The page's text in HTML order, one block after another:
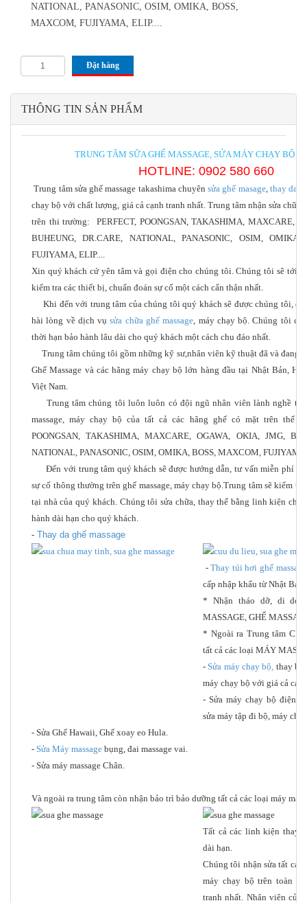
NATIONAL, PANASONIC, OSIM, OMIKA, BOSS,
MAXCOM, FUJIYAMA, ELIP....
Đặt hàng
THÔNG TIN SẢN PHẨM
TRUNG TÂM SỮA GHẾ MASSAGE, SỬA MÁY CHẠY BỘ
HOTLINE: 0902 580 660
Trung tâm sửa ghế massage takashima chuyên sửa ghế masage, thay da
chạy bộ với chất lượng, giá cả cạnh tranh nhất. Trung tâm nhận sửa chữa
trên thi trường:
PERFECT, POONGSAN, TAKASHIMA, MAXCARE,
BUHEUNG, DR.CARE, NATIONAL, PANASONIC, OSIM, OMIKA,
FUJIYAMA, ELIP....
Xin quý khách cứ yên tâm và gọi điện cho chúng tôi. Chúng tôi sẽ tới
kiểm tra các thiết bị, chuẩn đoán sự cố một cách cẩn thận nhất.
Khi đến với trung tâm của chúng tôi quý khách sẽ được chúng tôi,
hài lòng về dịch vụsửa chữa ghế massage , máy chạy bộ. Chúng tôi
thời hạn bảo hành lâu dài cho quý khách một cách chu đáo nhất.
Trung tâm chúng tôi gồm những kỹ sư,nhân viên kỹ thuật đã và đang
Ghế Massage và các hãng máy chạy bộ lớn hàng đầu tại Nhật Bản,
Việt Nam.
Trung tâm chúng tôi luôn luôn có đội ngũ nhân viên lành nghề
massage, máy chạy bộ của tất cả các hãng ghế có mặt trên thế
POONGSAN, TAKASHIMA, MAXCARE, OGAWA, OKIA, JMG,
NATIONAL, PANASONIC, OSIM, OMIKA, BOSS, MAXCOM,
Đến với trung tâm quý khách sẽ được hướng dẫn, tư vấn miễn phí
sự cố thông thường trên ghế massage, máy chạy bộ.Trung tâm sẽ kiểm
tại nhà của quý khách. Chúng tôi sửa chữa, thay thế bằng linh kiện
hành dài hạn cho quý khách.
- Thay da ghế massage
-Thay túi hơi ghế massage
cấp nhập khẩu từ Nhật Bản)
* Nhận tháo dỡ, di dời
MASSAGE, GHẾ
* Ngoài ra Trung tâm
tất cả các loại MÁY
-Sửa máy chạy bộ, thay
máy chạy bộ với giá cả
- Sửa máy chạy bộ điện,
sửa máy tập đi bộ, máy
- Sửa Ghế Hawaii, Ghế xoay eo Hula.
- Sửa Máy massage bụng, đai massage vai.
- Sửa máy massage Chân.
Và ngoài ra trung tâm còn nhận bảo trì bảo dưỡng tất cả các loại máy
Tất cả các linh kiện thay
dài hạn.
Chúng tôi nhận sửa tất cả
máy chạy bộ trên toàn
tranh nhất. Nhân viên